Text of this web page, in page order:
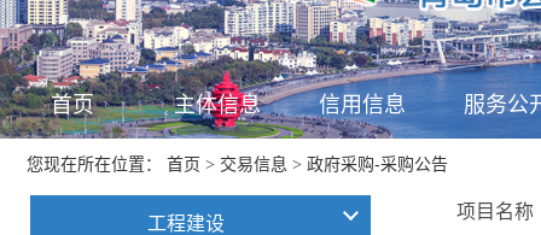
首页 主体信息 信用信息 服务公
您现在所在位置： 首页 > 交易信息 > 政府采购-采购公告
工程建设
项目名